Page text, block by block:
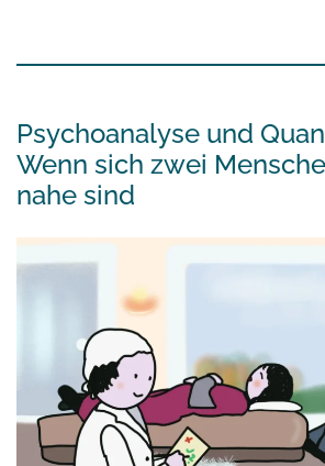
Psychoanalyse und
Wenn sich zwei
nahe sind